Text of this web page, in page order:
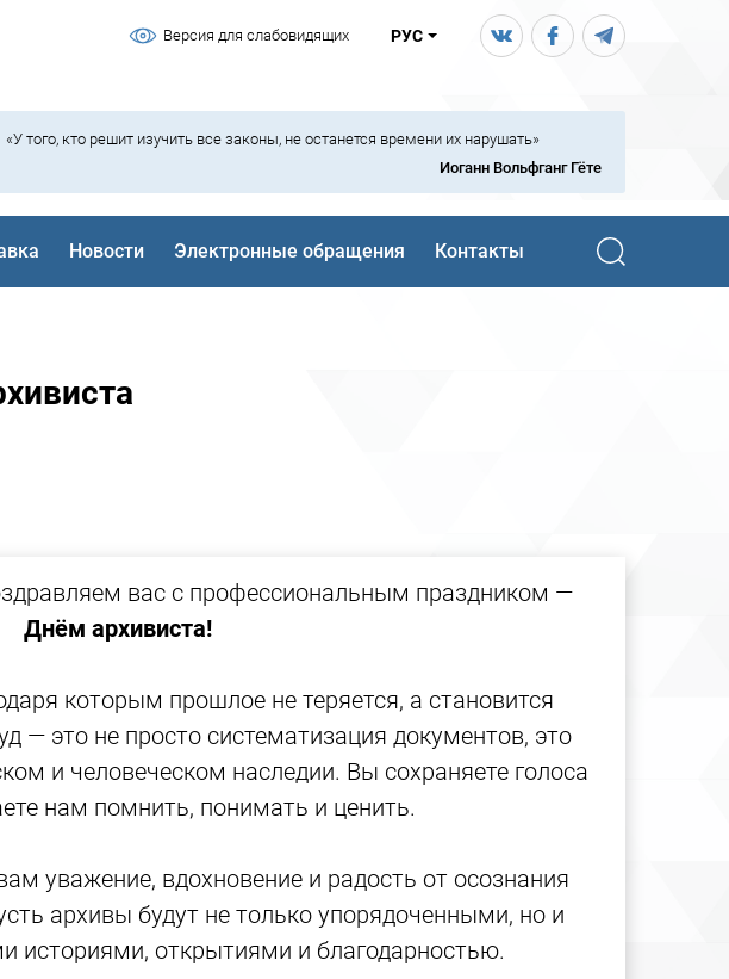
Версия для слабовидящих РУС
«У того, кто решит изучить все законы, не останется времени их нарушать»
Иоганн Вольфганг Гёте
Новости Электронные обращения Контакты
вас с профессиональным праздником —
Днём архивиста!
которым прошлое не теряется, а становится
— это не просто систематизация документов, это
и человеческом наследии. Вы сохраняете голоса
нам помнить, понимать и ценить.
уважение, вдохновение и радость от осознания
архивы будут не только упорядоченными, но и
открытиями и благодарностью.